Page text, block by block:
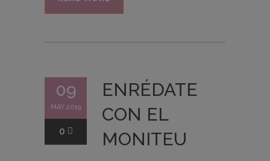
09
MAY 2019
0
ENRÉDATE
CON EL
MONITEU